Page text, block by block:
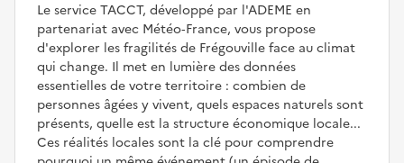
Le service TACCT, développé par l'ADEME en
partenariat avec Météo‑France, vous propose
d'explorer les fragilités de Frégouville face au climat
qui change. Il met en lumière des données
essentielles de votre territoire : combien de
personnes âgées y vivent, quels espaces naturels sont
présents, quelle est la structure économique locale...
Ces réalités locales sont la clé pour comprendre